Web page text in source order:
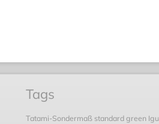
Tags
Tatami-Sondermaß standard green